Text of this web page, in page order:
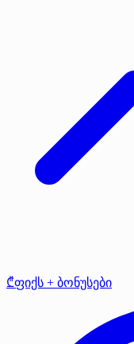
₾ფიქს + ბონუსები